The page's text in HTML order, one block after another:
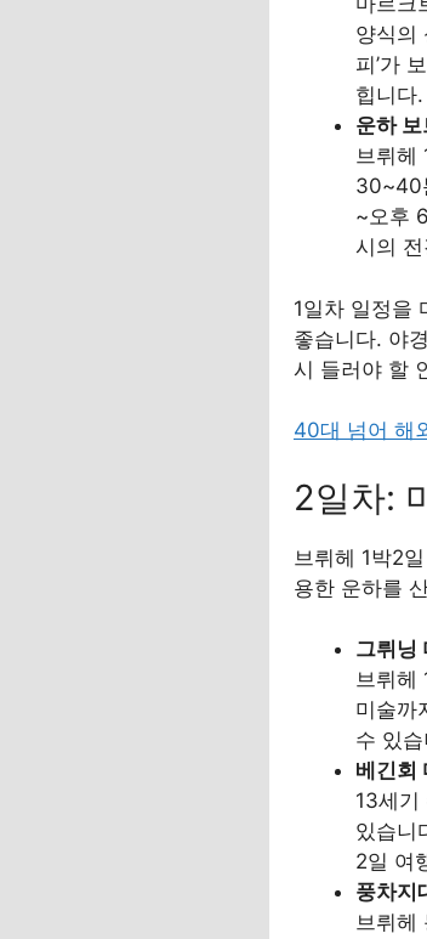
양식의
피’가
힙니다.
운하
브뤼헤
30~40
~오후
시의
1일차 일정을
좋습니다. 야
시 들러야 할
40대 넘어 해
2일차:
브뤼헤 1박2
용한 운하를
그뤼
브뤼헤
미술까
수 있
베긴
13세기
있습니
2일 여
풍차
브뤼헤